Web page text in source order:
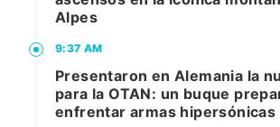
Alpes
9:37 AM
Presentaron en Alemania la
para la OTAN: un buque
enfrentar armas hipersónicas